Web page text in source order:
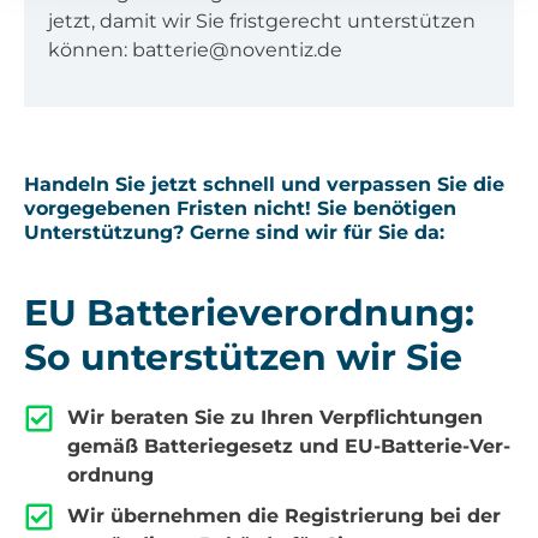
jetzt, damit wir Sie frist­ge­recht unter­stüt­zen
kön­nen: batterie@noventiz.de
Han­deln Sie jetzt schnell und ver­pas­sen Sie die
vor­ge­ge­be­nen Fris­ten nicht! Sie benö­ti­gen
Unter­stüt­zung? Ger­ne sind wir für Sie da:
EU Bat­te­rie­ver­ord­nung:
So unter­stüt­zen wir Sie
Wir bera­ten Sie zu Ihren Ver­pflich­tun­gen
gemäß Bat­te­rie­ge­setz und EU-Bat­te­rie-Ver­
ord­nung
Wir über­neh­men die Regis­trie­rung bei der